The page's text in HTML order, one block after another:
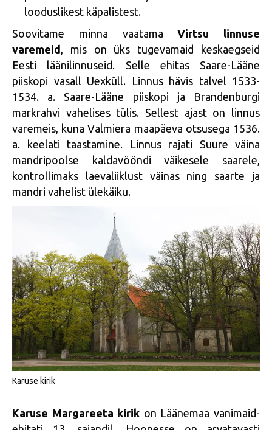
looduslikest käpalistest.
Soovitame minna vaatamaVirtsu linnuse
varemeid , mis on üks tugevamaid keskaegseid
Eesti läänilinnuseid. Selle ehitas Saare-Lääne
piiskopi vasall Uexküll. Linnus hävis talvel 1533-
1534. a. Saare-Lääne piiskopi ja Brandenburgi
markrahvi vahelises tülis. Sellest ajast on linnus
varemeis, kuna Valmiera maapäeva otsusega 1536.
a. keelati taastamine. Linnus rajati Suure väina
mandripoolse kaldavööndi väikesele saarele,
kontrollimaks laevaliiklust väinas ning saarte ja
mandri vahelist ülekäiku.
Karuse kirik
Karuse Margareeta kirik on Läänemaa vanimaid-